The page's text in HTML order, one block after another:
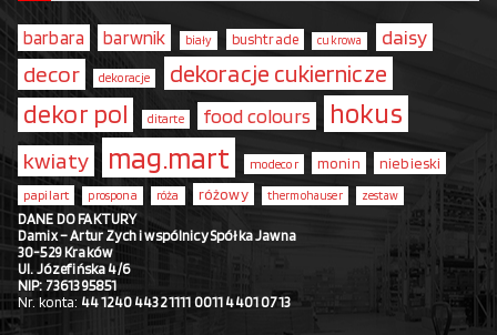
barbara barwnik biały bushtrade cukrowa daisy
decor dekoracje dekoracje cukiernicze
dekor pol ditarte food colours hokus
kwiaty mag.mart modecor monin niebieski
papilart prospona róża różowy thermohauser zestaw
DANE DO FAKTURY
Damix – Artur Zych i wspólnicy Spółka Jawna
30-529 Kraków
Ul. Józefińska 4/6
NIP: 7361395851
Nr. konta: 44 1240 4432 1111 0011 4401 0713